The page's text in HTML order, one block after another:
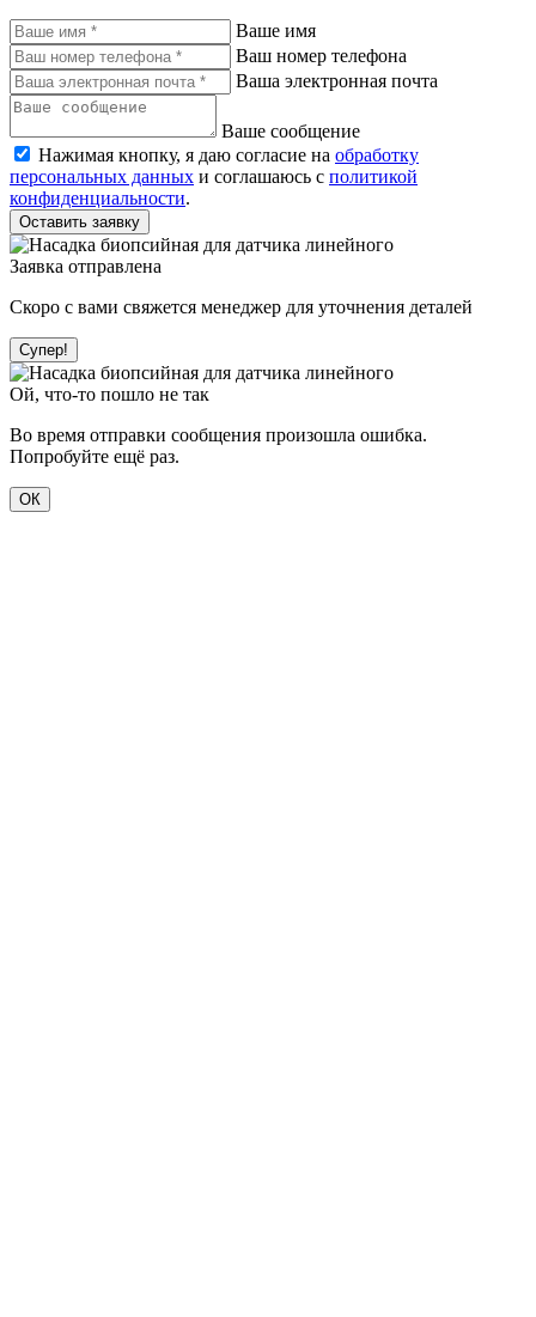
Ваше имя
Ваш номер телефона
Ваша электронная почта
Ваше сообщение
Нажимая кнопку, я даю согласие на обработку
персональных данных и соглашаюсь с политикой
конфиденциальности.
Оставить заявку
Заявка отправлена
Скоро с вами свяжется менеджер для уточнения деталей
Супер!
Ой, что-то пошло не так
Во время отправки сообщения произошла ошибка.
Попробуйте ещё раз.
ОК